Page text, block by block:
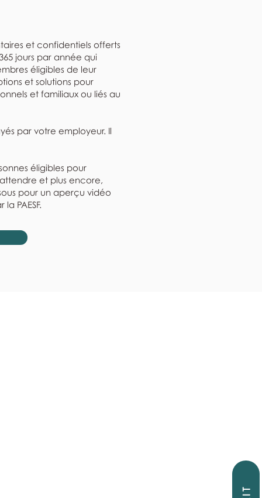
et confidentiels offerts
jours par année qui
éligibles de leur
et solutions pour
et familiaux ou liés au
par votre employeur. Il
éligibles pour
et plus encore,
pour un aperçu vidéo
PAESF.